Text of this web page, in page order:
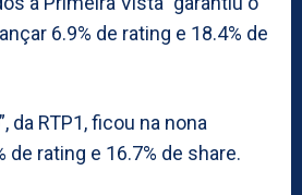
6.9% de rating e 18.4% de
da RTP1, ficou na nona
de rating e 16.7% de share.